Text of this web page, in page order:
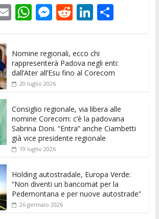
E
l
W
s
A
p
p
M
ss
e
n
er
R
di
t
Li
k
e
dI
C
di
vi
Nomine regionali, ecco chi
rappresenterà Padova negli enti:
dall’Ater all’Esu fino al Corecom
20 luglio 2026
Consiglio regionale, via libera alle
nomine Corecom: c’è la padovana
Sabrina Doni. “Entra” anche Ciambetti
già vice presidente regionale
19 luglio 2026
Holding autostradale, Europa Verde:
“Non diventi un bancomat per la
Pedemontana e per nuove autostrade”
26 gennaio 2026